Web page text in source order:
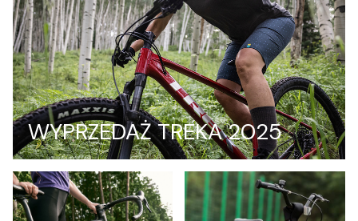
WYPRZEDAŻ TREKA 2025